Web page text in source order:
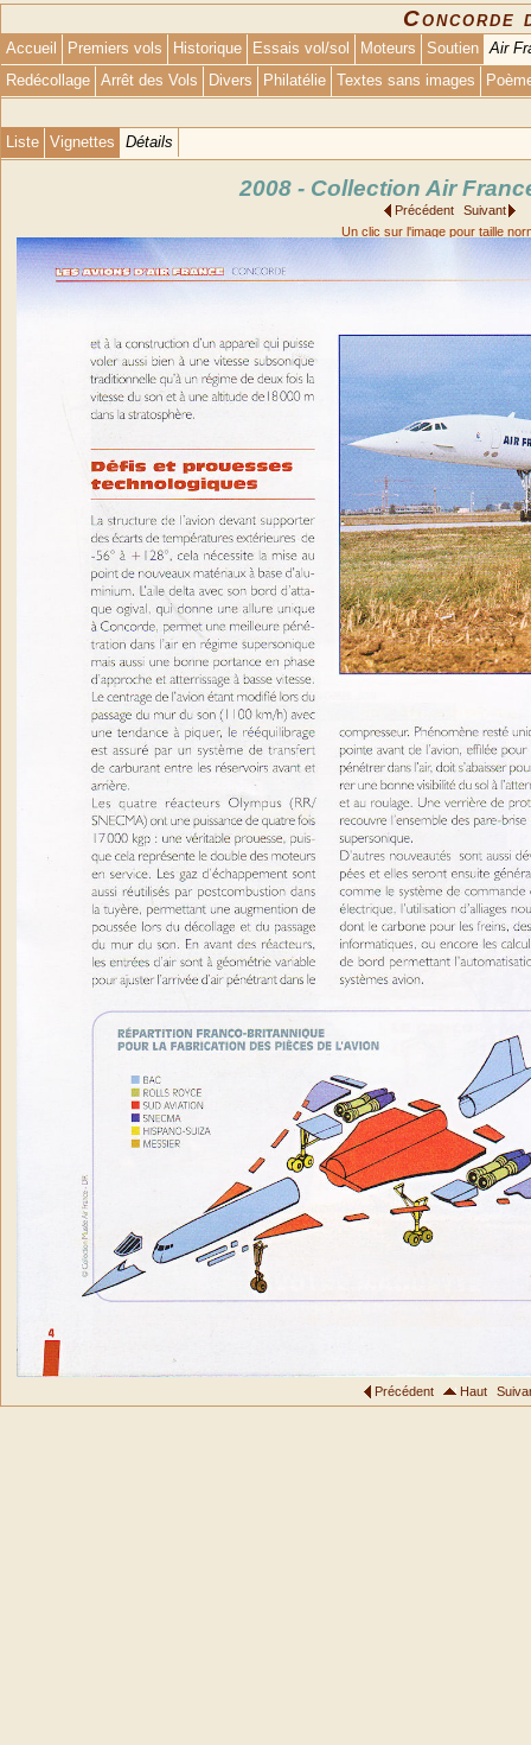
Concorde
Accueil Premiers vols Historique Essais vol/sol Moteurs Soutien Air
Redécollage Arrêt des Vols Divers Philatélie Textes sans images
Liste Vignettes Détails
2008 - Collection Air
Précédent
Suivant
Un clic sur l'image pour taille
Précédent Haut